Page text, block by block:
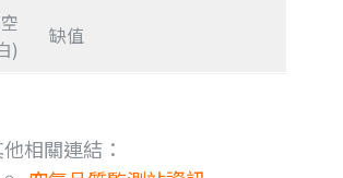
)
缺值
相關連結：